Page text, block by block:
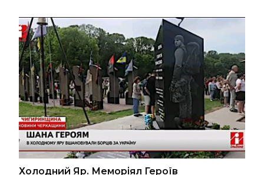
Холодний Яр. Меморіял Героїв